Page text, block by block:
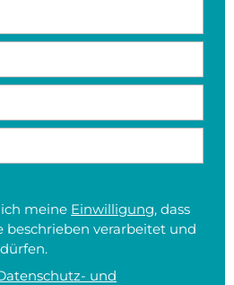
meine Einwilligung, dass
beschrieben verarbeitet und
und